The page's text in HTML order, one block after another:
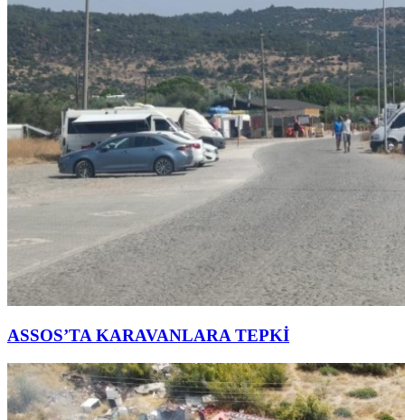
ASSOS’TA KARAVANLARA TEPKİ